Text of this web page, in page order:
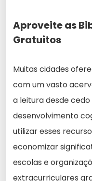
Aproveite as
Gratuitos
Muitas cidades
com um vasto
a leitura desde
desenvolvimento
utilizar esses
economizar
escolas e
extracurriculares